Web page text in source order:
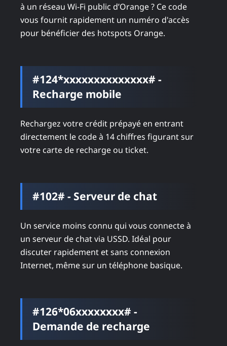
à un réseau Wi-Fi public d’Orange ? Ce code
vous fournit rapidement un numéro d'accès
pour bénéficier des hotspots Orange.
#124*xxxxxxxxxxxxxx# -
Recharge mobile
Rechargez votre crédit prépayé en entrant
directement le code à 14 chiffres figurant sur
votre carte de recharge ou ticket.
#102# - Serveur de chat
Un service moins connu qui vous connecte à
un serveur de chat via USSD. Idéal pour
discuter rapidement et sans connexion
Internet, même sur un téléphone basique.
#126*06xxxxxxxx# -
Demande de recharge